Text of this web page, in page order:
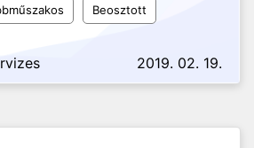
Beosztott
2019. 02. 19.